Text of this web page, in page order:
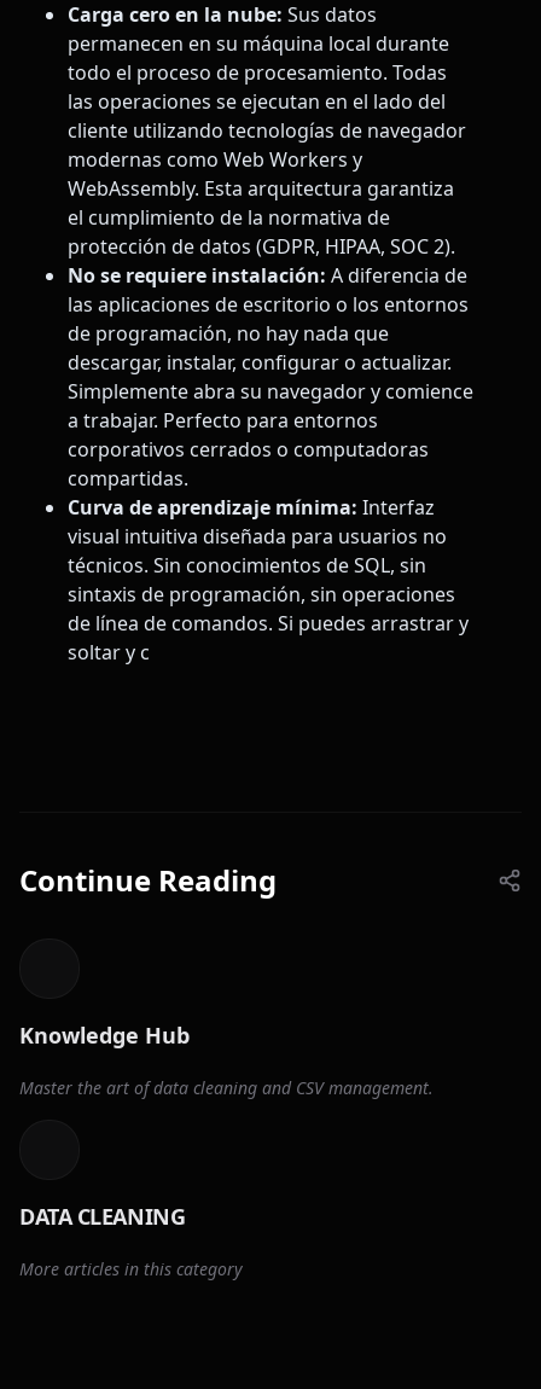
Carga cero en la nube: Sus datos
permanecen en su máquina local durante
todo el proceso de procesamiento. Todas
las operaciones se ejecutan en el lado del
cliente utilizando tecnologías de navegador
modernas como Web Workers y
WebAssembly. Esta arquitectura garantiza
el cumplimiento de la normativa de
protección de datos (GDPR, HIPAA, SOC 2).
No se requiere instalación: A diferencia de
las aplicaciones de escritorio o los entornos
de programación, no hay nada que
descargar, instalar, configurar o actualizar.
Simplemente abra su navegador y comience
a trabajar. Perfecto para entornos
corporativos cerrados o computadoras
compartidas.
Curva de aprendizaje mínima: Interfaz
visual intuitiva diseñada para usuarios no
técnicos. Sin conocimientos de SQL, sin
sintaxis de programación, sin operaciones
de línea de comandos. Si puedes arrastrar y
soltar y c
Continue Reading
Knowledge Hub
Master the art of data cleaning and CSV management.
DATA CLEANING
More articles in this category